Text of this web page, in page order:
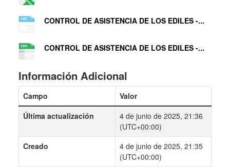
CONTROL DE ASISTENCIA DE LOS EDILES -...
CONTROL DE ASISTENCIA DE LOS EDILES -...
Información Adicional
Campo
Valor
Última actualización
4 de junio de 2025, 21:36
(UTC+00:00)
Creado
4 de junio de 2025, 21:35
(UTC+00:00)